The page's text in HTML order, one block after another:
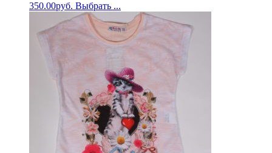
350.00руб. Выбрать ...